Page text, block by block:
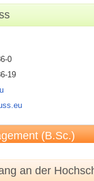
0
19
(B.Sc.)
an der